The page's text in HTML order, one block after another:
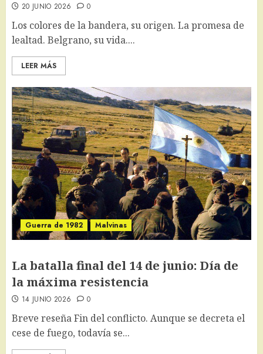
20 JUNIO 2026 0
Los colores de la bandera, su origen. La promesa de
lealtad. Belgrano, su vida....
LEER MÁS
Guerra de 1982 Malvinas
La batalla final del 14 de junio: Día de
la máxima resistencia
14 JUNIO 2026 0
Breve reseña Fin del conflicto. Aunque se decreta el
cese de fuego, todavía se...